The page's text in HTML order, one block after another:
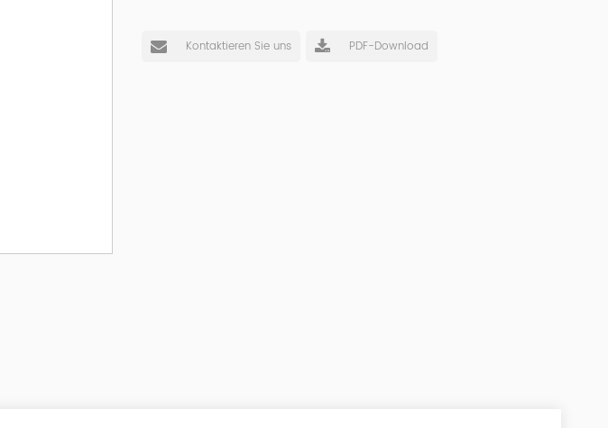
Kontaktieren Sie uns PDF-Download